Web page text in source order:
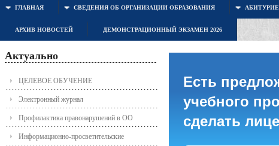
ГЛАВНАЯ СВЕДЕНИЯ ОБ ОРГАНИЗАЦИИ ОБРАЗОВАНИЯ
АРХИВ НОВОСТЕЙ ДЕМОНСТРАЦИОННЫЙ ЭКЗАМЕН 2026
Актуально
ЦЕЛЕВОЕ ОБУЧЕНИЕ
Электронный журнал
Профилактика правонарушений в ОО
Информационно-просветительские
Есть
учебного
сделать